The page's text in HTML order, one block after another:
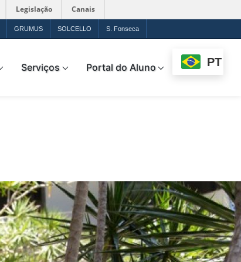
Legislação Canais
GRUMUS SOLCELLO S. Fonseca
Serviços Portal do Aluno PT